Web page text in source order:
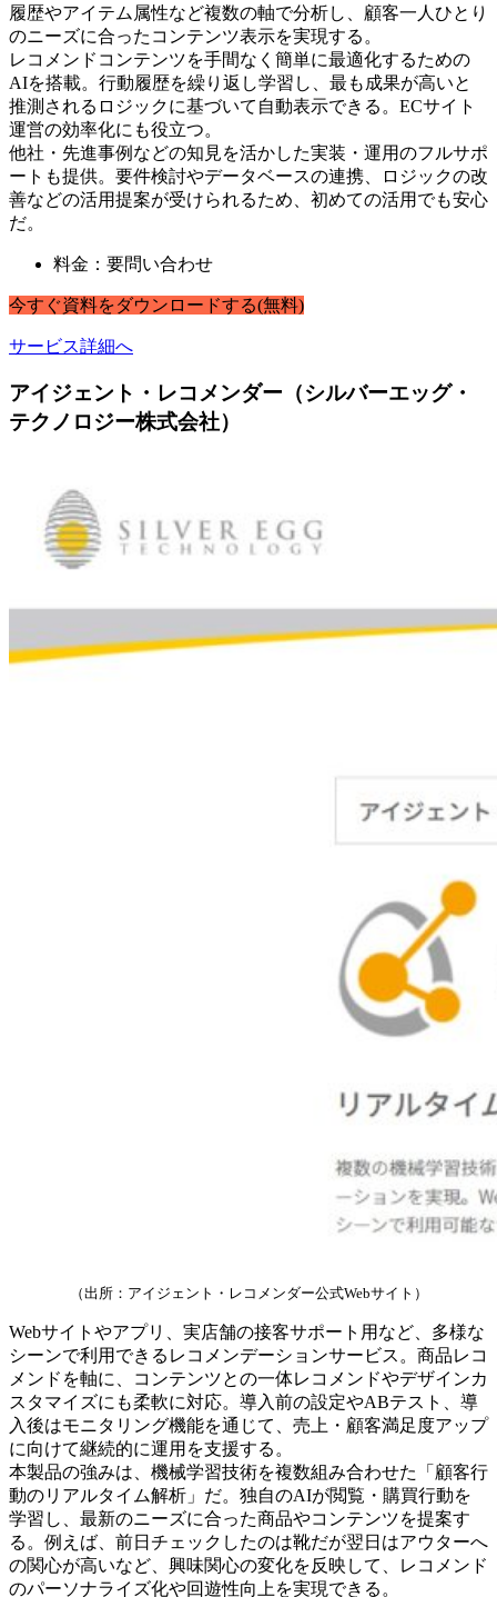
履歴やアイテム属性など複数の軸で分析し、顧客一人ひとり
のニーズに合ったコンテンツ表示を実現する。
レコメンドコンテンツを手間なく簡単に最適化するための
AIを搭載。行動履歴を繰り返し学習し、最も成果が高いと
推測されるロジックに基づいて自動表示できる。ECサイト
運営の効率化にも役立つ。
他社・先進事例などの知見を活かした実装・運用のフルサポ
ートも提供。要件検討やデータベースの連携、ロジックの改
善などの活用提案が受けられるため、初めての活用でも安心
だ。
料金：要問い合わせ
今すぐ資料をダウンロードする(無料)
サービス詳細へ
アイジェント・レコメンダー（シルバーエッグ・
テクノロジー株式会社）
（出所：アイジェント・レコメンダー公式Webサイト）
Webサイトやアプリ、実店舗の接客サポート用など、多様な
シーンで利用できるレコメンデーションサービス。商品レコ
メンドを軸に、コンテンツとの一体レコメンドやデザインカ
スタマイズにも柔軟に対応。導入前の設定やABテスト、導
入後はモニタリング機能を通じて、売上・顧客満足度アップ
に向けて継続的に運用を支援する。
本製品の強みは、機械学習技術を複数組み合わせた「顧客行
動のリアルタイム解析」だ。独自のAIが閲覧・購買行動を
学習し、最新のニーズに合った商品やコンテンツを提案す
る。例えば、前日チェックしたのは靴だが翌日はアウターへ
の関心が高いなど、興味関心の変化を反映して、レコメンド
のパーソナライズ化や回遊性向上を実現できる。